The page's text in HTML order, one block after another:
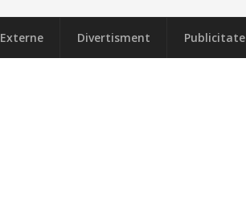
Externe Divertisment Publicitate